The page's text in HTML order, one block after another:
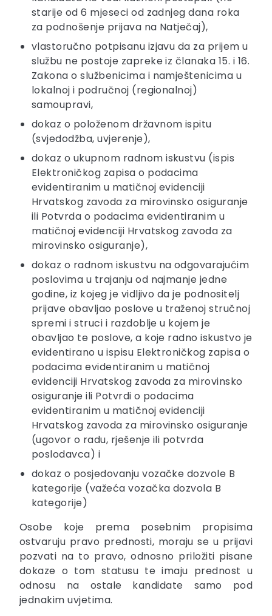
starije od 6 mjeseci od zadnjeg dana roka
za podnošenje prijava na Natječaj),
vlastoručno potpisanu izjavu da za prijem u
službu ne postoje zapreke iz članaka 15. i 16.
Zakona o službenicima i namještenicima u
lokalnoj i područnoj (regionalnoj)
samoupravi,
dokaz o položenom državnom ispitu
(svjedodžba, uvjerenje),
dokaz o ukupnom radnom iskustvu (ispis
Elektroničkog zapisa o podacima
evidentiranim u matičnoj evidenciji
Hrvatskog zavoda za mirovinsko osiguranje
ili Potvrda o podacima evidentiranim u
matičnoj evidenciji Hrvatskog zavoda za
mirovinsko osiguranje),
dokaz o radnom iskustvu na odgovarajućim
poslovima u trajanju od najmanje jedne
godine, iz kojeg je vidljivo da je podnositelj
prijave obavljao poslove u traženoj stručnoj
spremi i struci i razdoblje u kojem je
obavljao te poslove, a koje radno iskustvo je
evidentirano u ispisu Elektroničkog zapisa o
podacima evidentiranim u matičnoj
evidenciji Hrvatskog zavoda za mirovinsko
osiguranje ili Potvrdi o podacima
evidentiranim u matičnoj evidenciji
Hrvatskog zavoda za mirovinsko osiguranje
(ugovor o radu, rješenje ili potvrda
poslodavca) i
dokaz o posjedovanju vozačke dozvole B
kategorije (važeća vozačka dozvola B
kategorije)
Osobe koje prema posebnim propisima
ostvaruju pravo prednosti, moraju se u prijavi
pozvati na to pravo, odnosno priložiti pisane
dokaze o tom statusu te imaju prednost u
odnosu na ostale kandidate samo pod
jednakim uvjetima.